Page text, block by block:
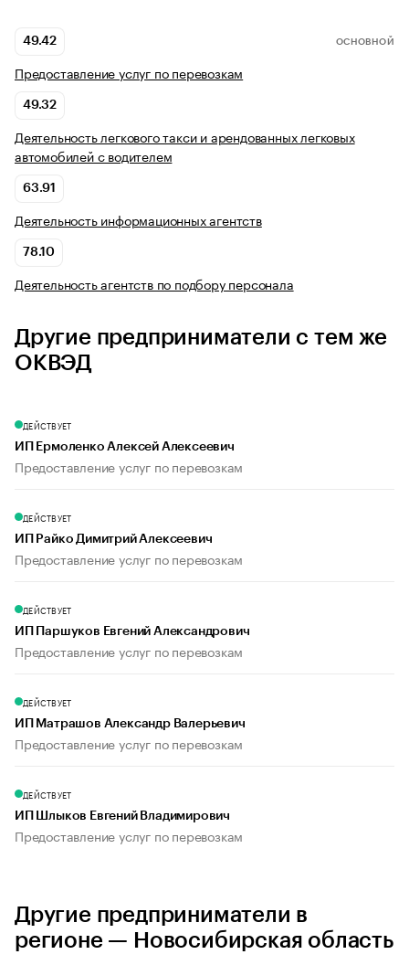
49.42 ОСНОВНОЙ
Предоставление услуг по перевозкам
49.32
Деятельность легкового такси и арендованных легковых
автомобилей с водителем
63.91
Деятельность информационных агентств
78.10
Деятельность агентств по подбору персонала
Другие предприниматели с тем же
ОКВЭД
ДЕЙСТВУЕТ
ИП Ермоленко Алексей Алексеевич
Предоставление услуг по перевозкам
ДЕЙСТВУЕТ
ИП Райко Димитрий Алексеевич
Предоставление услуг по перевозкам
ДЕЙСТВУЕТ
ИП Паршуков Евгений Александрович
Предоставление услуг по перевозкам
ДЕЙСТВУЕТ
ИП Матрашов Александр Валерьевич
Предоставление услуг по перевозкам
ДЕЙСТВУЕТ
ИП Шлыков Евгений Владимирович
Предоставление услуг по перевозкам
Другие предприниматели в
регионе — Новосибирская область